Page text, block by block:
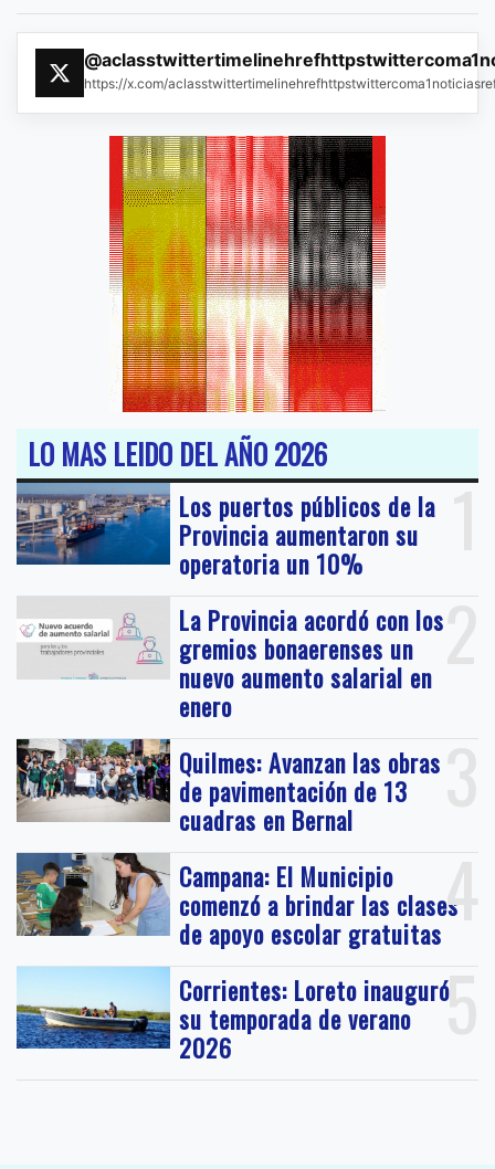
https://x.com/
LO MAS LEIDO DEL AÑO 2026
1
Los puertos públicos de la
Provincia aumentaron su
operatoria un 10%
2
La Provincia acordó con los
gremios bonaerenses un
nuevo aumento salarial en
enero
3
Quilmes: Avanzan las obras
de pavimentación de 13
cuadras en Bernal
4
Campana: El Municipio
comenzó a brindar las clases
de apoyo escolar gratuitas
5
Corrientes: Loreto inauguró
su temporada de verano
2026